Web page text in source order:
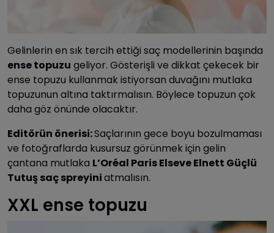
Gelinlerin en sık tercih ettiği saç modellerinin başında
ense topuzu geliyor. Gösterişli ve dikkat çekecek bir
ense topuzu kullanmak istiyorsan duvağını mutlaka
topuzunun altına taktırmalısın. Böylece topuzun çok
daha göz önünde olacaktır.
Editörün önerisi:Saçlarının gece boyu bozulmaması
ve fotoğraflarda kusursuz görünmek için gelin
çantana mutlaka L’Oréal Paris Elseve Elnett Güçlü
Tutuş saç spreyiniatmalısın.
XXL ense topuzu